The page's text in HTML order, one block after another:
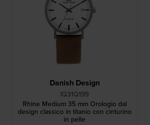
Danish Design
IQ31Q199
Rhine Medium 35 mm Orologio dal
design classico in titanio con cinturino
in pelle